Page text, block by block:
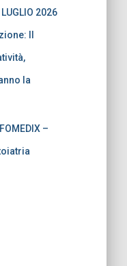
2026
Il
la
–